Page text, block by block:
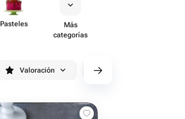
Pasteles
Más
categorías
Valoración cv/filters/name_fast_delivery